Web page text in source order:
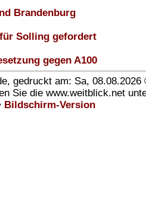
Brandenburg
Solling gefordert
gegen A100
gedruckt am: Sa, 08.08.2026
Sie die www.weitblick.net
Bildschirm-Version